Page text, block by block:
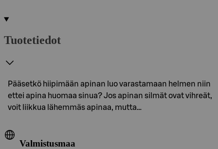
Tuotetiedot
Pääsetkö hiipimään apinan luo varastamaan helmen niin
ettei apina huomaa sinua? Jos apinan silmät ovat vihreät,
voit liikkua lähemmäs apinaa, mutta…
Valmistusmaa